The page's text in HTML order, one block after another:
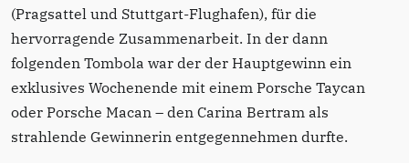
(Pragsattel und Stuttgart-Flughafen), für die
hervorragende Zusammenarbeit. In der dann
folgenden Tombola war der der Hauptgewinn ein
exklusives Wochenende mit einem Porsche Taycan
oder Porsche Macan – den Carina Bertram als
strahlende Gewinnerin entgegennehmen durfte.